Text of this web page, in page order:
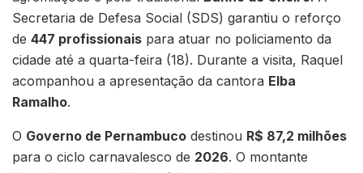
Secretaria de Defesa Social (SDS) garantiu o reforço
de 447 profissionais para atuar no policiamento da
cidade até a quarta-feira (18). Durante a visita, Raquel
acompanhou a apresentação da cantora Elba
Ramalho.
O Governo de Pernambuco destinou R$ 87,2 milhões
para o ciclo carnavalesco de 2026. O montante